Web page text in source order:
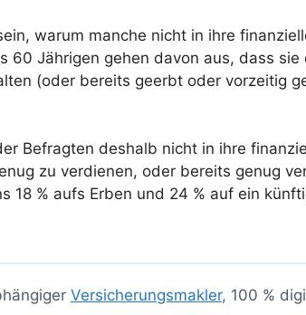
warum manche nicht in ihre
60 Jährigen gehen davon aus, dass
(oder bereits geerbt oder vorzeitig
Befragten deshalb nicht in ihre
zu verdienen, oder bereits genug
18 % aufs Erben und 24 % auf ein
Versicherungsmakler, 100 %